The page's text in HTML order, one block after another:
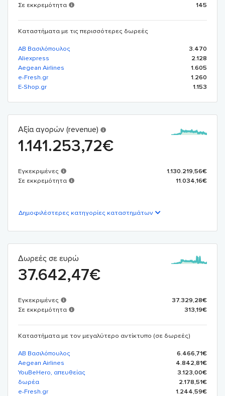
Σε εκκρεμότητα
145
Καταστήματα με τις περισσότερες δωρεές
AB Βασιλόπουλος
Aliexpress
Aegean Airlines
e-Fresh.gr
E-Shop.gr
3.470
2.128
1.605
1.260
1.153
Αξία αγορών (revenue)
1.141.253,72€
Εγκεκριμένες
Σε εκκρεμότητα
1.130.219,56€
11.034,16€
Δημοφιλέστερες κατηγορίες καταστημάτων
Δωρεές σε ευρώ
37.642,47€
Εγκεκριμένες
Σε εκκρεμότητα
37.329,28€
313,19€
Καταστήματα με τον μεγαλύτερο αντίκτυπο (σε δωρεές)
AB Βασιλόπουλος
Aegean Airlines
YouBeHero, απευθείας
δωρέα
e-Fresh.gr
6.466,71€
4.842,81€
3.123,00€
2.178,51€
1.244,59€